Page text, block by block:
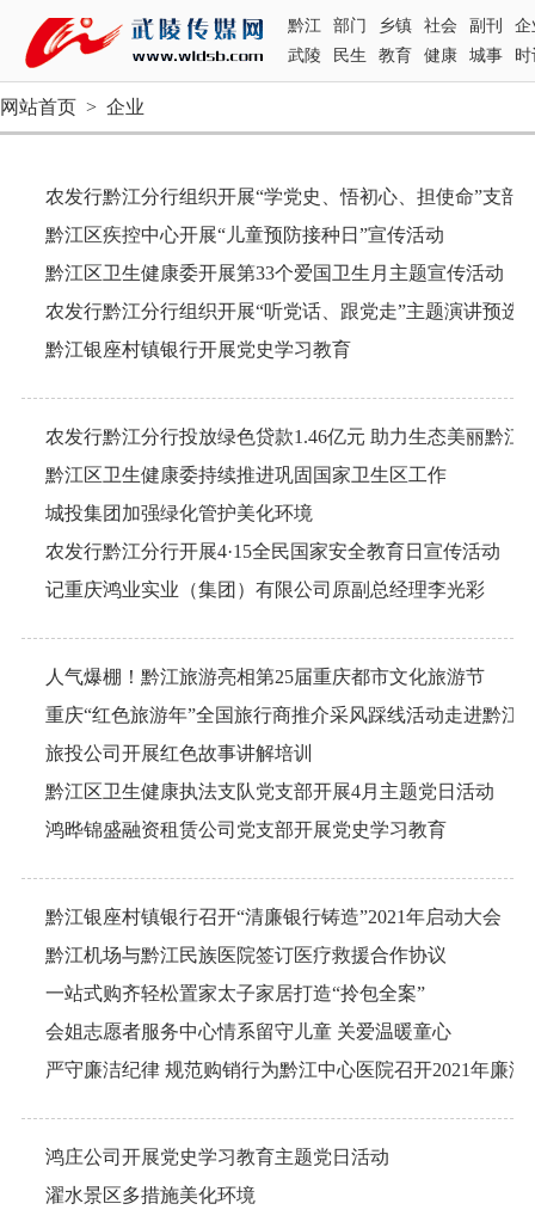
黔江 部门 乡镇 社会 副刊
企
武陵
民生 教育 健康 城事 时
网站首页 > 企业
农发行黔江分行组织开展“学党史、悟初心、担使命”支部
黔江区疾控中心开展“儿童预防接种日”宣传活动
黔江区卫生健康委开展第33个爱国卫生月主题宣传活动
农发行黔江分行组织开展“听党话、跟党走”主题演讲预选
黔江银座村镇银行开展党史学习教育
农发行黔江分行投放绿色贷款1.46亿元 助力生态美丽黔江
黔江区卫生健康委持续推进巩固国家卫生区工作
城投集团加强绿化管护美化环境
农发行黔江分行开展4·15全民国家安全教育日宣传活动
记重庆鸿业实业（集团）有限公司原副总经理李光彩
人气爆棚！黔江旅游亮相第25届重庆都市文化旅游节
重庆“红色旅游年”全国旅行商推介采风踩线活动走进黔江
旅投公司开展红色故事讲解培训
黔江区卫生健康执法支队党支部开展4月主题党日活动
鸿晔锦盛融资租赁公司党支部开展党史学习教育
黔江银座村镇银行召开“清廉银行铸造”2021年启动大会
黔江机场与黔江民族医院签订医疗救援合作协议
一站式购齐轻松置家太子家居打造“拎包全案”
会姐志愿者服务中心情系留守儿童 关爱温暖童心
鸿庄公司开展党史学习教育主题党日活动
濯水景区多措施美化环境